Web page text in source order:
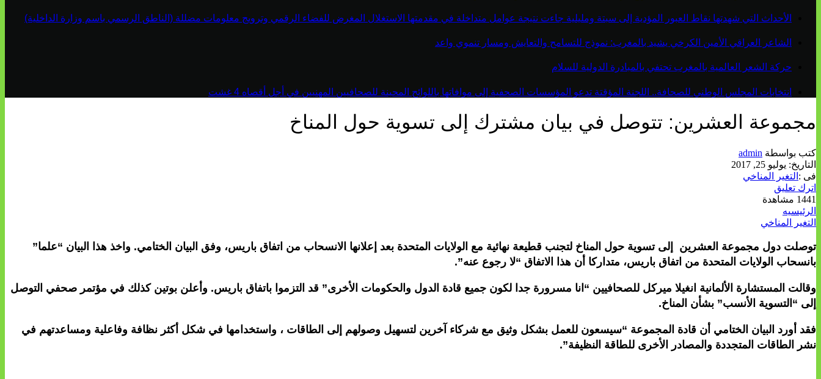
الأحداث التي شهدتها نقاط العبور المؤدية إلى سبتة ومليلية جاءت نتيجة عوامل متداخلة في مقدمتها الاستغلال المغرض للفضاء الرقمي وترويج معلومات مضللة (الناطق الرسمي باسم وزارة الداخلية)
الشاعر العراقي الأمين الكرخي يشيد بالمغرب: نموذج للتسامح والتعايش ومسار تنموي واعد
حركة الشعر العالمية بالمغرب تحتفي بالمبادرة الدولية للسلام
انتخابات المجلس الوطني للصحافة.. اللجنة المؤقتة تدعو المؤسسات الصحفية إلى موافاتها باللوائح المحينة للصحافيين المهنيين في أجل أقصاه 4 غشت
مجموعة العشرين: تتوصل في بيان مشترك إلى تسوية حول المناخ
كتب بواسطة admin
التاريخ: يوليو 25, 2017
فى : التغير المناخي
اترك تعليق
1441 مشاهدة
الرئيسيه
التغير المناخي
توصلت دول مجموعة العشرين إلى تسوية حول المناخ لتجنب قطيعة نهائية مع الولايات المتحدة بعد إعلانها الانسحاب من اتفاق باريس، وفق البيان الختامي. واخذ هذا البيان “علما”
بانسحاب الولايات المتحدة من اتفاق باريس، متداركا أن هذا الاتفاق “لا رجوع عنه”.
وقالت المستشارة الألمانية انغيلا ميركل للصحافيين “انا مسرورة جدا لكون جميع قادة الدول والحكومات الأخرى” قد التزموا باتفاق باريس. وأعلن بوتين كذلك في مؤتمر صحفي التوصل
إلى “التسوية الأنسب” بشأن المناخ.
فقد أورد البيان الختامي أن قادة المجموعة “سيسعون للعمل بشكل وثيق مع شركاء آخرين لتسهيل وصولهم إلى الطاقات ، واستخدامها في شكل أكثر نظافة وفاعلية ومساعدتهم في
نشر الطاقات المتجددة والمصادر الأخرى للطاقة النظيفة”.